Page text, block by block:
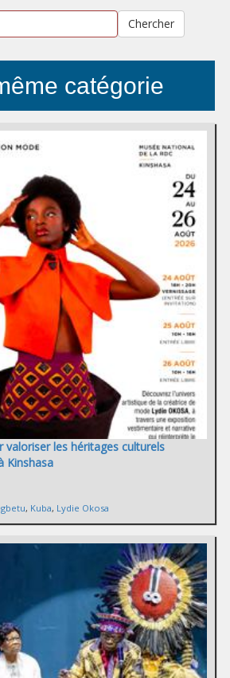
Chercher
catégorie
valoriser les héritages culturels
Kinshasa
, Kuba, Lydie Okosa